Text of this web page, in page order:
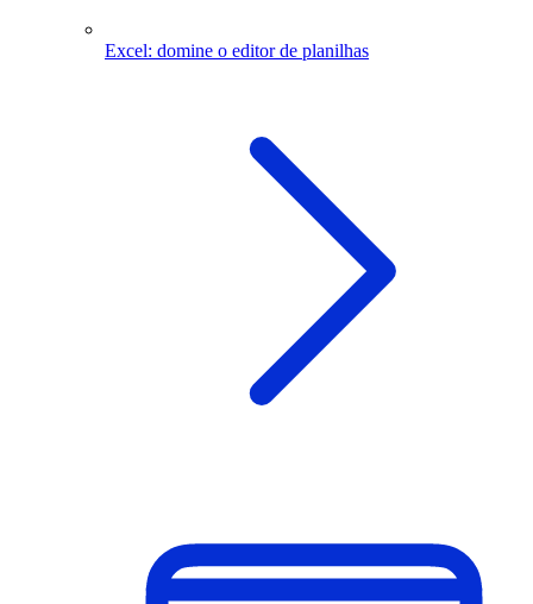
Excel: domine o editor de planilhas